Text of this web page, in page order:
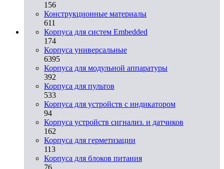
156
Конструкционные материалы
611
Корпуса для систем Embedded
174
Корпуса универсальные
6395
Корпуса для модульной аппаратуры
392
Корпуса для пультов
533
Корпуса для устройств с индикатором
94
Корпуса устройств сигнализ. и датчиков
162
Корпуса для герметизации
113
Корпуса для блоков питания
76